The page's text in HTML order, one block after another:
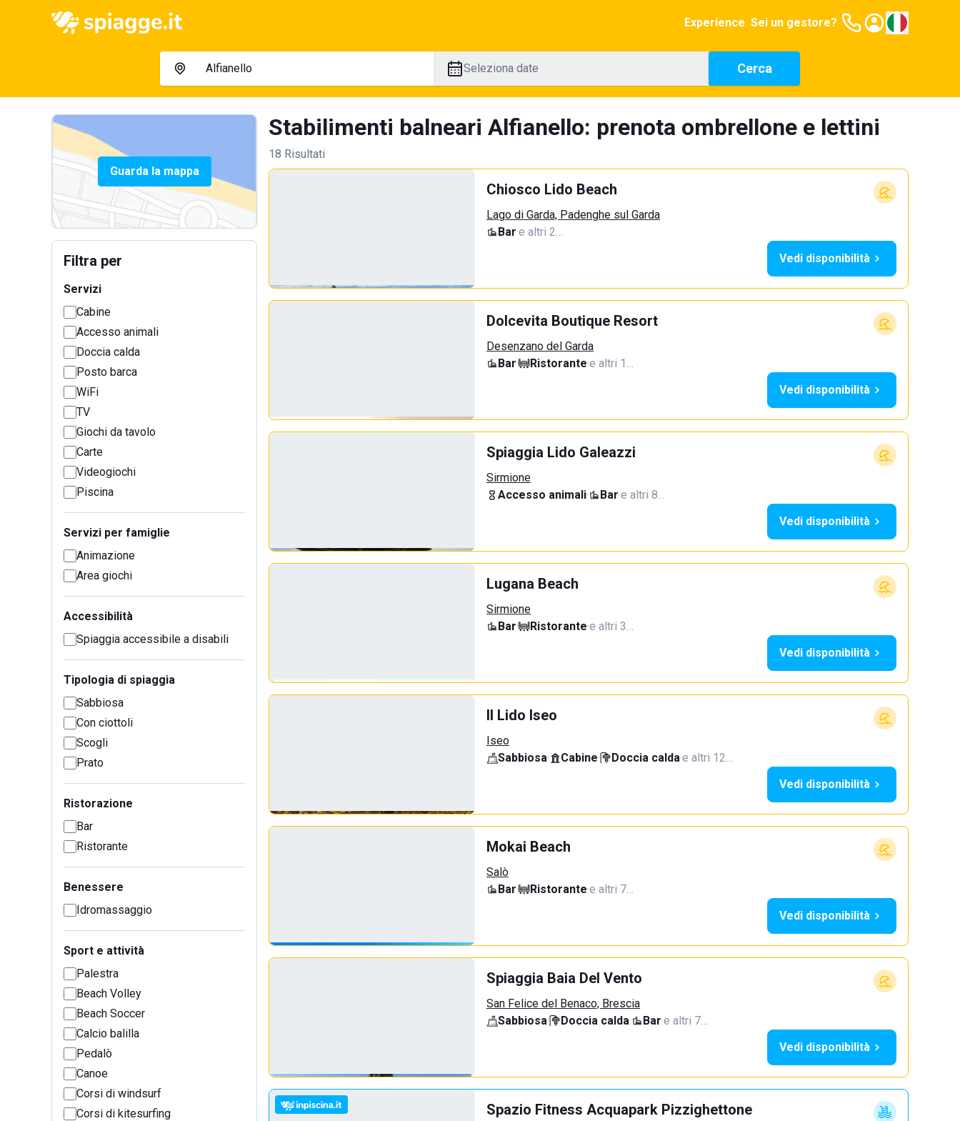
Experience Sei un gestore?
Seleziona date Cerca
Guarda la mappa
Filtra per
Servizi
Cabine
Accesso animali
Doccia calda
Posto barca
WiFi
TV
Giochi da tavolo
Carte
Videogiochi
Piscina
Servizi per famiglie
Animazione
Area giochi
Accessibilità
Spiaggia accessibile a disabili
Tipologia di spiaggia
Sabbiosa
Con ciottoli
Scogli
Prato
Ristorazione
Bar
Ristorante
Benessere
Idromassaggio
Sport e attività
Palestra
Beach Volley
Beach Soccer
Calcio balilla
Pedalò
Canoe
Corsi di windsurf
Corsi di kitesurfing
Stabilimenti balneari Alfianello: prenota ombrellone e lettini
18 Risultati
Chiosco Lido Beach
Lago di Garda, Padenghe sul Garda
Bar·e altri 2…
Vedi disponibilità
Dolcevita Boutique Resort
Desenzano del Garda
Bar· Ristorante·e altri 1…
Vedi disponibilità
Spiaggia Lido Galeazzi
Sirmione
Accesso animali· Bar·e altri 8…
Vedi disponibilità
Lugana Beach
Sirmione
Bar· Ristorante·e altri 3…
Vedi disponibilità
Il Lido Iseo
Iseo
Sabbiosa· Cabine· Doccia calda·e altri 12…
Vedi disponibilità
Mokai Beach
Salò
Bar· Ristorante·e altri 7…
Vedi disponibilità
Spiaggia Baia Del Vento
San Felice del Benaco, Brescia
Sabbiosa· Doccia calda· Bar·e altri 7…
Vedi disponibilità
Spazio Fitness Acquapark Pizzighettone